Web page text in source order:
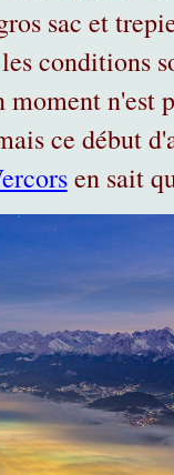
sac et
conditions
n'est
ce début
en sait